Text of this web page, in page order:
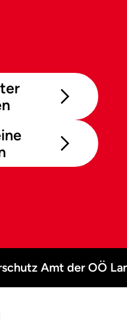
Amt der OÖ